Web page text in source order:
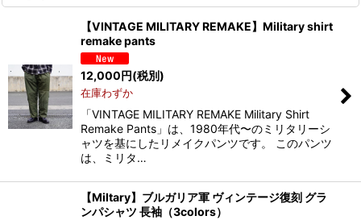
【VINTAGE MILITARY REMAKE】Military shirt
remake pants
12,000円(税別)
在庫わずか
「VINTAGE MILITARY REMAKE Military Shirt
Remake Pants」は、1980年代〜のミリタリーシ
ャツを基にしたリメイクパンツです。 このパンツ
は、ミリタ…
【Miltary】ブルガリア軍 ヴィンテージ復刻 グラ
ンパシャツ 長袖（3colors）